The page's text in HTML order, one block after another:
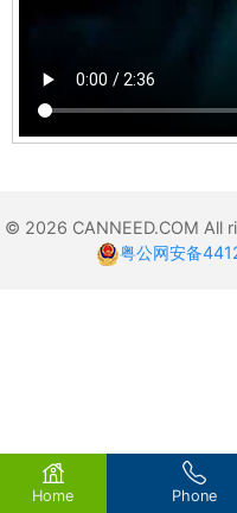
© 2026 CANNEED.COM All
粤公网安备
Home Phone